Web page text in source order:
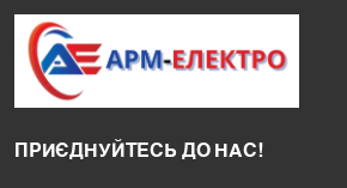
ПРИЄДНУЙТЕСЬ ДО НАС!